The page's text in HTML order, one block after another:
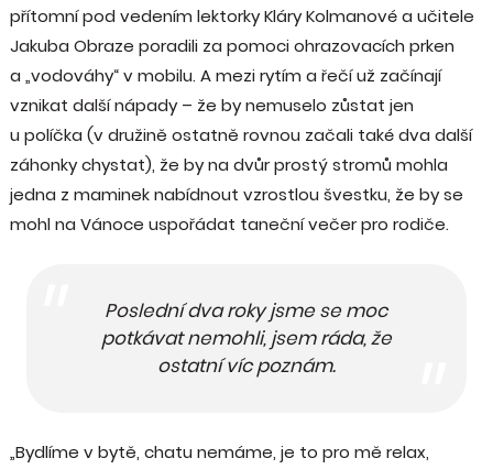
přítomní pod vedením lektorky Kláry Kolmanové a učitele
Jakuba Obraze poradili za pomoci ohrazovacích prken
a „vodováhy“ v mobilu. A mezi rytím a řečí už začínají
vznikat další nápady – že by nemuselo zůstat jen
u políčka (v družině ostatně rovnou začali také dva další
záhonky chystat), že by na dvůr prostý stromů mohla
jedna z maminek nabídnout vzrostlou švestku, že by se
mohl na Vánoce uspořádat taneční večer pro rodiče.
Poslední dva roky jsme se moc
potkávat nemohli, jsem ráda, že
ostatní víc poznám.
„Bydlíme v bytě, chatu nemáme, je to pro mě relax,